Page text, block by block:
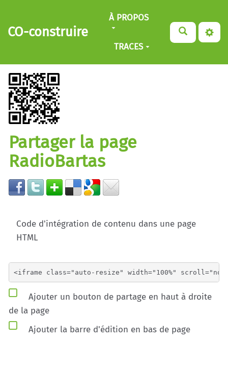
Aller au contenu principal
CO-construire
À PROPOS
TRACES
Partager la page
RadioBartas
Code d'intégration de contenu dans une page
HTML
Ajouter un bouton de partage en haut à droite
de la page
Ajouter la barre d'édition en bas de page